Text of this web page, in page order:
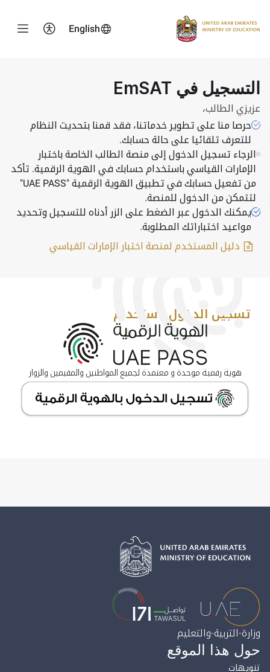
English
التسجيل في EmSAT
عزيزي الطالب،
حرصا منا على تطوير خدماتنا، فقد قمنا بتحديث النظام
للتعرف تلقائيا على حالة حسابك.
الرجاء تسجيل الدخول إلى منصة الطالب الخاصة باختبار
الإمارات القياسي باستخدام حسابك في الهوية الرقمية. تأكد
من تفعيل حسابك في تطبيق الهوية الرقمية "UAE PASS"
لتتمكن من الدخول للمنصة.
يمكنك الدخول عبر الضغط على الزر أدناه للتسجيل وتحديد
مواعيد اختباراتك المطلوبة.
دليل المستخدم لمنصة اختبار الإمارات القياسي
تسجيل الدخول باستخدام
هوية رقمية موحدة و معتمدة لجميع المواطنين والمقيمين والزوار
وزارة-التربية-والتعليم
حول هذا الموقع
تنويهات